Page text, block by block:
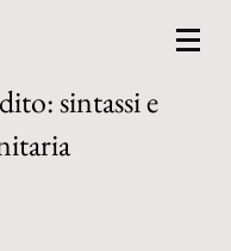
sintassi e